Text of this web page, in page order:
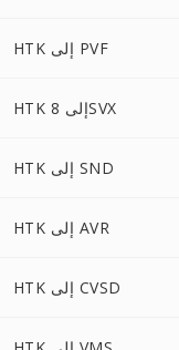
HTK إلى PVF
HTK إلى 8SVX
HTK إلى SND
HTK إلى AVR
HTK إلى CVSD